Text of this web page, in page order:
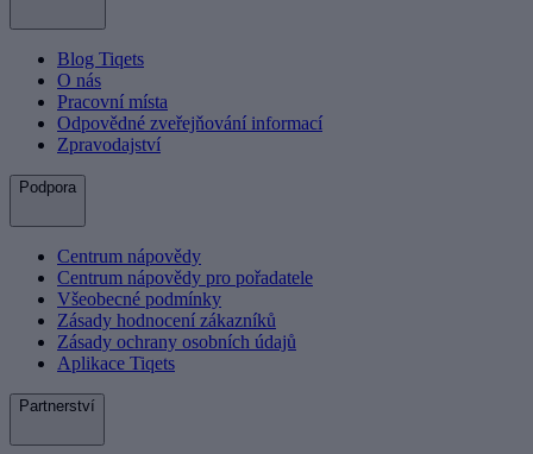
Blog Tiqets
O nás
Pracovní místa
Odpovědné zveřejňování informací
Zpravodajství
Podpora
Centrum nápovědy
Centrum nápovědy pro pořadatele
Všeobecné podmínky
Zásady hodnocení zákazníků
Zásady ochrany osobních údajů
Aplikace Tiqets
Partnerství